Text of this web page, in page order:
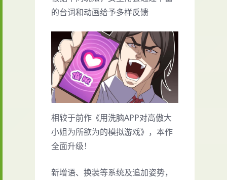
的台词和动画给予多样反馈
相较于前作《用洗脑APP对高傲大
小姐为所欲为的模拟游戏》，本作
全面升级！
新增语、换装等系统及追加姿势，